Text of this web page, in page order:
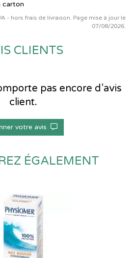
carton
- hors frais de livraison. Page mise à jour le
07/08/2026.
CLIENTS
pas encore d’avis
client.
votre avis
ÉGALEMENT